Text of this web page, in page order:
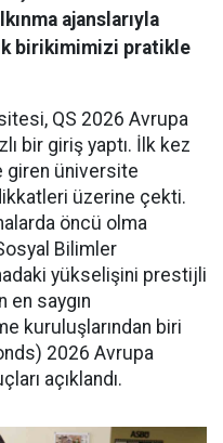
ajanslarıyla
birikimimizi pratikle
QS 2026 Avrupa
bir giriş yaptı. İlk kez
giren üniversite
üzerine çekti.
öncü olma
Bilimler
yükselişini prestijli
en saygın
kuruluşlarından biri
2026 Avrupa
açıklandı.